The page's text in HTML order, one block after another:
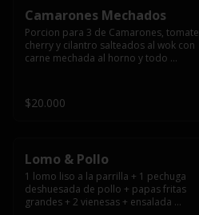
Camarones Mechados
Porcion para 3 de Camarones, tomate
cherry y cilantro salteados al wok con
carne mechada al horno y todo
casera.
$20.000
Lomo & Pollo
1 lomo liso a la parrilla + 1 pechuga
deshuesada de pollo + papas fritas
grandes + 2 vienesas + ensalada